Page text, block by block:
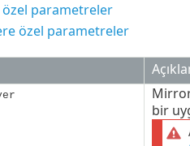
parametreler
özel parametreler
bir